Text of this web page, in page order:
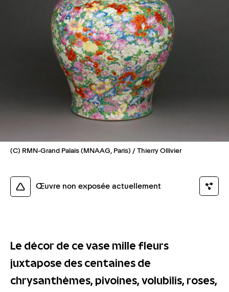
(C) RMN-Grand Palais (MNAAG, Paris) / Thierry Ollivier
Œuvre non exposée actuellement
Le décor de ce vase mille fleurs
juxtapose des centaines de
chrysanthèmes, pivoines, volubilis, roses,